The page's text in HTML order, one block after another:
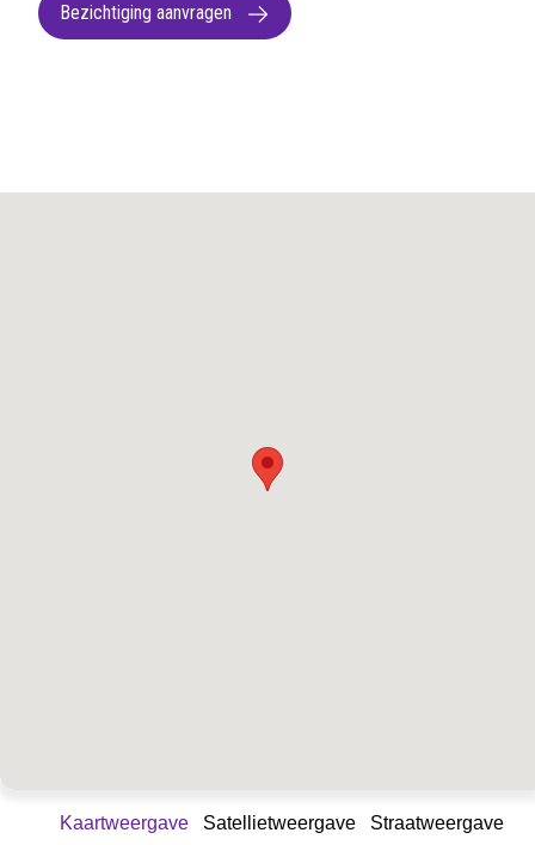
Bezichtiging aanvragen
Kaartweergave Satellietweergave Straatweergave